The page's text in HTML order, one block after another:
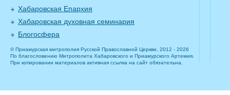
Хабаровская Епархия
Хабаровская духовная семинария
Блогосфера
© Приамурская митрополия Русской Православной Церкви, 2012 - 2026
По благословению Митрополита Хабаровского и Приамурского Артемия.
При копировании материалов активная ссылка на сайт обязательна.